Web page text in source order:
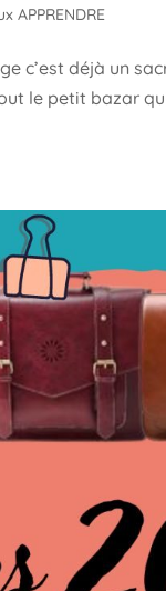
APPRENDRE
c’est déjà un
le petit bazar